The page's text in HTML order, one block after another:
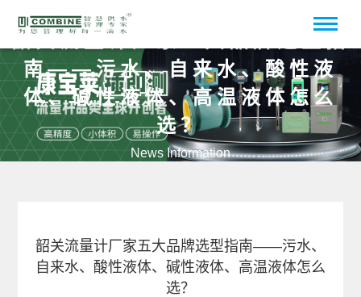
韶关流量计厂家五大品牌选型指
南——污水、自来水、酸性液
体、碱性液体、高温液体怎么
选？
News Information
韶关流量计厂家五大品牌选型指南——污水、
自来水、酸性液体、碱性液体、高温液体怎么
选？